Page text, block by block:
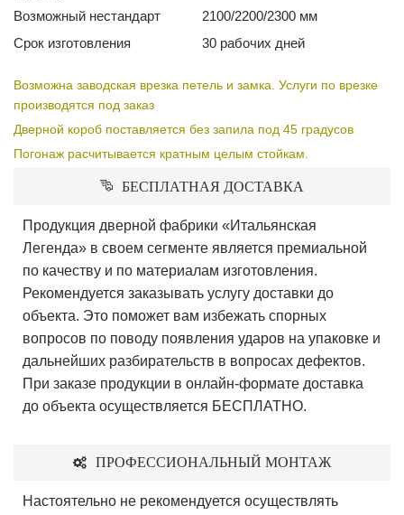
Возможный нестандарт
2100/2200/2300 мм
Срок изготовления
30 рабочих дней
Возможна заводская врезка петель и замка. Услуги по врезке
производятся под заказ
Дверной короб поставляется без запила под 45 градусов
Погонаж расчитывается кратным целым стойкам.
БЕСПЛАТНАЯ ДОСТАВКА
Продукция дверной фабрики «Итальянская
Легенда» в своем сегменте является премиальной
по качеству и по материалам изготовления.
Рекомендуется заказывать услугу доставки до
объекта. Это поможет вам избежать спорных
вопросов по поводу появления ударов на упаковке и
дальнейших разбирательств в вопросах дефектов.
При заказе продукции в онлайн-формате доставка
до объекта осуществляется БЕСПЛАТНО.
ПРОФЕССИОНАЛЬНЫЙ МОНТАЖ
Настоятельно не рекомендуется осуществлять